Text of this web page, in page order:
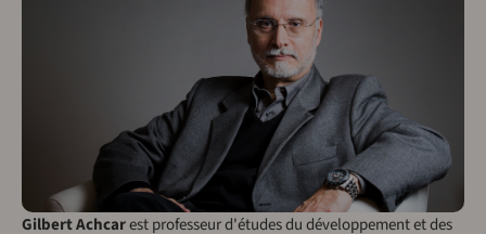
Gilbert Achcarest professeur d'études du développement et des